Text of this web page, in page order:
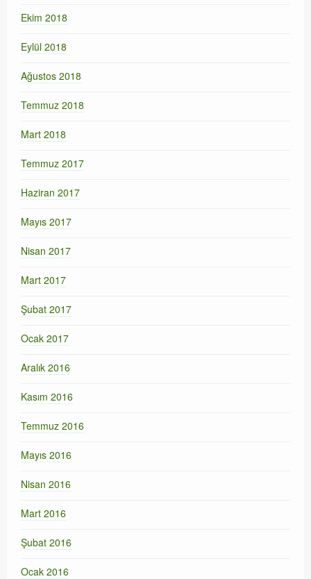
Ekim 2018
Eylül 2018
Ağustos 2018
Temmuz 2018
Mart 2018
Temmuz 2017
Haziran 2017
Mayıs 2017
Nisan 2017
Mart 2017
Şubat 2017
Ocak 2017
Aralık 2016
Kasım 2016
Temmuz 2016
Mayıs 2016
Nisan 2016
Mart 2016
Şubat 2016
Ocak 2016